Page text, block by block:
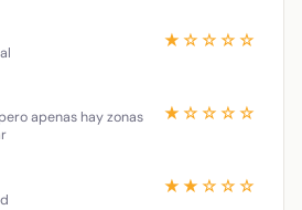
★☆☆☆☆
apenas hay zonas
★☆☆☆☆
★★☆☆☆